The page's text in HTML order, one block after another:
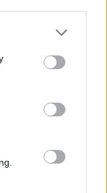
or more Google
You may click to
party tags to
in below Google
og at hun vet
etter fødselen.
med denne
helt den siste
jeg holder det i
på å
Johaug i